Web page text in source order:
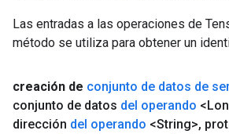
Las entradas a las operaciones de
método se utiliza para obtener un
creación de conjunto de datos de
conjunto de datos del operando
dirección del operando <String>,